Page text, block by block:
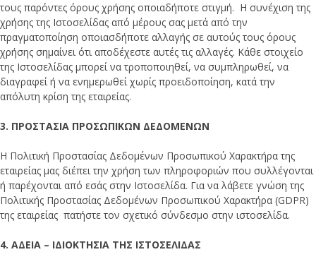
τους παρόντες όρους χρήσης οποιαδήποτε στιγμή. Η συνέχιση της
χρήσης της Ιστοσελίδας από μέρους σας μετά από την
πραγματοποίηση οποιασδήποτε αλλαγής σε αυτούς τους όρους
χρήσης σημαίνει ότι αποδέχεστε αυτές τις αλλαγές. Κάθε στοιχείο
της Ιστοσελίδας μπορεί να τροποποιηθεί, να συμπληρωθεί, να
διαγραφεί ή να ενημερωθεί χωρίς προειδοποίηση, κατά την
απόλυτη κρίση της εταιρείας.
3. ΠΡΟΣΤΑΣΙΑ ΠΡΟΣΩΠΙΚΩΝ ΔΕΔΟΜΕΝΩΝ
Η Πολιτική Προστασίας Δεδομένων Προσωπικού Χαρακτήρα της
εταιρείας μας διέπει την χρήση των πληροφοριών που συλλέγονται
ή παρέχονται από εσάς στην Ιστοσελίδα. Για να λάβετε γνώση της
Πολιτικής Προστασίας Δεδομένων Προσωπικού Χαρακτήρα (GDPR)
της εταιρείας πατήστε τον σχετικό σύνδεσμο στην ιστοσελίδα.
4. ΑΔΕΙΑ – ΙΔΙΟΚΤΗΣΙΑ ΤΗΣ ΙΣΤΟΣΕΛΙΔΑΣ